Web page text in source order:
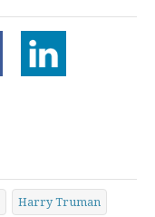
Harry Truman